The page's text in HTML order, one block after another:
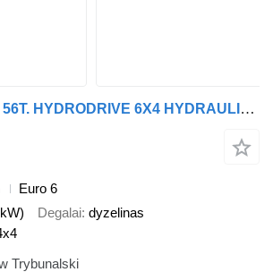
MAN TGS 26.500 56T. HYDRODRIVE 6X4 HYDRAULIKA PTO
Euro 6
Degalai dyzelinas
Trybunalski